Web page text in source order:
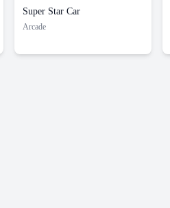
Super Star Car
Arcade